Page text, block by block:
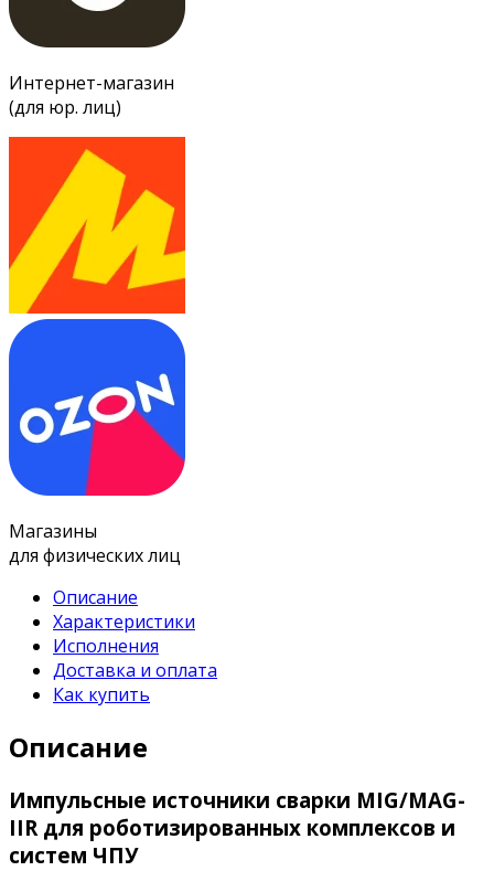
Интернет-магазин
(для юр. лиц)
Магазины
для физических лиц
Описание
Характеристики
Исполнения
Доставка и оплата
Как купить
Описание
Импульсные источники сварки MIG/MAG-
IIR для роботизированных комплексов и
систем ЧПУ